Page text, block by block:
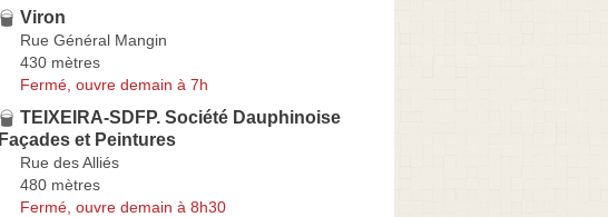
Viron
Rue Général Mangin
430 mètres
Fermé, ouvre demain à 7h
TEIXEIRA-SDFP. Société Dauphinoise
Façades et Peintures
Rue des Alliés
480 mètres
Fermé, ouvre demain à 8h30